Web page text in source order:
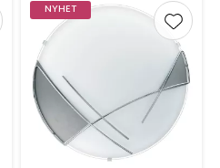
till i favoriter
NYHET
Lägg